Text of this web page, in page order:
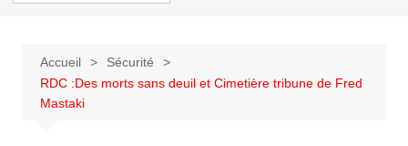
Accueil
Sécurité
RDC :Des morts sans deuil et Cimetière tribune de Fred
Mastaki